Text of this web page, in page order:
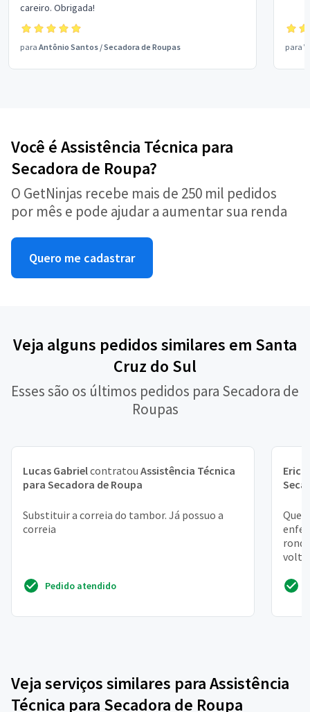
careiro. Obrigada!
para Antônio Santos /Secadora de Roupas para
Você é Assistência Técnica para
Secadora de Roupa?
O GetNinjas recebe mais de 250 mil pedidos
por mês e pode ajudar a aumentar sua renda
Quero me cadastrar
Veja alguns pedidos similares em Santa
Cruz do Sul
Esses são os últimos pedidos para Secadora de
Roupas
Lucas Gabrielcontratou Assistência Técnica
para Secadora de Roupa
Substituir a correia do tambor. Já possuo a
correia
Pedido atendido
Erick
Que
Veja serviços similares para Assistência
Técnica para Secadora de Roupa